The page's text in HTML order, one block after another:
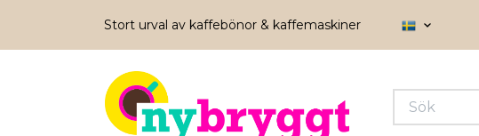
Stort urval av kaffebönor & kaffemaskiner